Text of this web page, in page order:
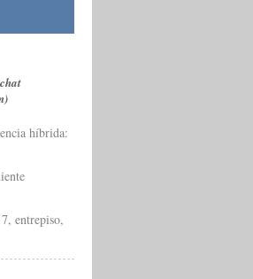
híbrida:
entrepiso,